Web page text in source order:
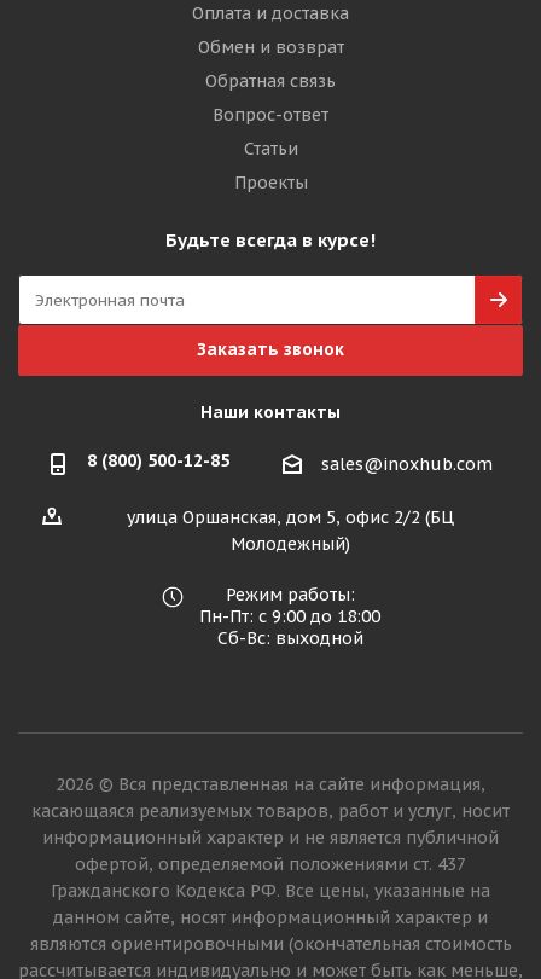
Оплата и доставка
Обмен и возврат
Обратная связь
Вопрос-ответ
Статьи
Проекты
Будьте всегда в курсе!
Заказать звонок
Наши контакты
8 (800) 500-12-85 sales@inoxhub.com
улица Оршанская, дом 5, офис 2/2 (БЦ
Молодежный)
Режим работы:
Пн-Пт: с 9:00 до 18:00
Сб-Вс: выходной
2026 © Вся представленная на сайте информация,
касающаяся реализуемых товаров, работ и услуг, носит
информационный характер и не является публичной
офертой, определяемой положениями ст. 437
Гражданского Кодекса РФ. Все цены, указанные на
данном сайте, носят информационный характер и
являются ориентировочными (окончательная стоимость
рассчитывается индивидуально и может быть как меньше,